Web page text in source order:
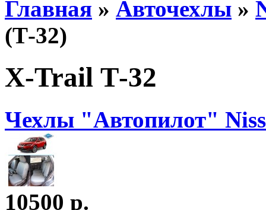
Главная » Авточехлы »
(Т-32)
X-Trail Т-32
Чехлы "Автопилот"
10500 р.